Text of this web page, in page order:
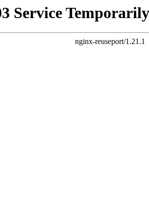
Service
nginx-reuseport/1.21.1